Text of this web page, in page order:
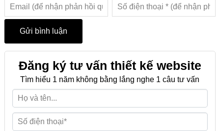
Đăng ký tư vấn thiết kế website
Tìm hiểu 1 năm không bằng lắng nghe 1 câu tư vấn